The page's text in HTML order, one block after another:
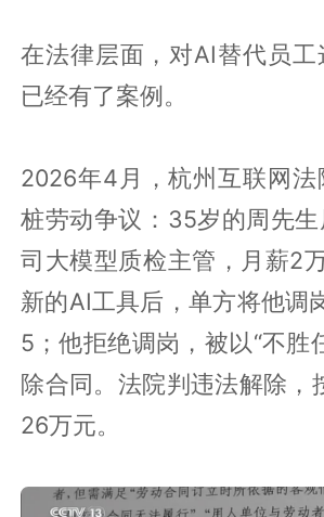
在法律层面，对AI替代员
已经有了案例。
2026年4月，杭州互联网法
桩劳动争议：35岁的周先
司大模型质检主管，月薪2
新的AI工具后，单方将他调
5；他拒绝调岗，被以“不胜
除合同。法院判违法解除，
26万元。